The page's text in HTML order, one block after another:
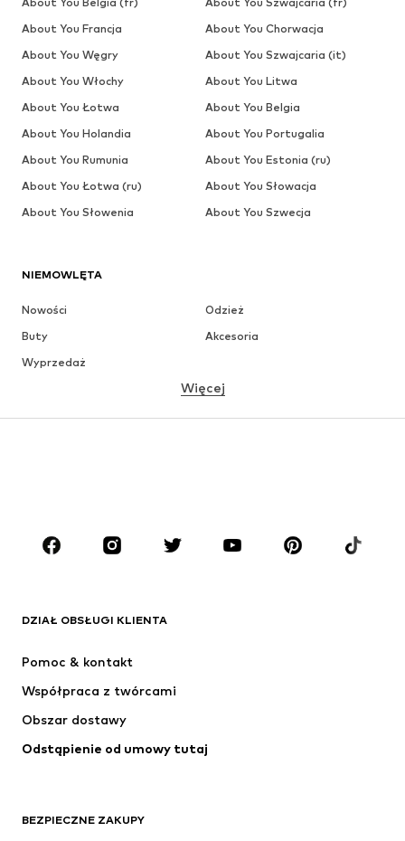
NIEMOWLĘTA
Nowości
Odzież
Buty
Akcesoria
Wyprzedaż
MARKI
Next
Jordan
Więcej
DZIAŁ OBSŁUGI KLIENTA
Pomoc & kontakt
Współpraca z twórcami
Obszar dostawy
Odstąpienie od umowy tutaj
BEZPIECZNE ZAKUPY
About You Francja
About You Chorwacja
About You Węgry
About You Szwajcaria (it)
About You Włochy
About You Litwa
About You Łotwa
About You Belgia
About You Holandia
About You Portugalia
About You Rumunia
About You Estonia (ru)
About You Łotwa (ru)
About You Słowacja
About You Słowenia
About You Szwecja